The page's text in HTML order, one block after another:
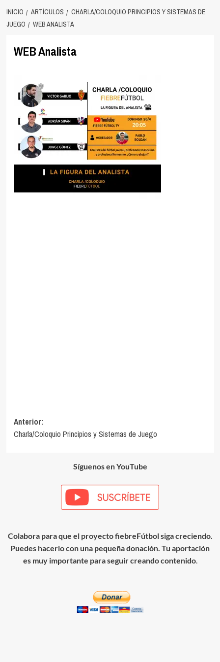
INICIO ARTÍCULOS
CHARLA/COLOQUIO PRINCIPIOS Y SISTEMAS DE
JUEGO
WEB ANALISTA
WEB Analista
Navegación
de
Anterior:
Charla/Coloquio Principios y Sistemas de Juego
Síguenos en YouTube
Colabora para que el proyecto fiebreFútbol siga creciendo.
Puedes hacerlo con una pequeña donación. Tu aportación
es muy importante para seguir creando contenido.